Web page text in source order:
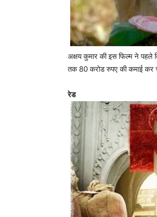
अक्षय कुमार की इस फिल्म ने पहले
तक 80 करोड रुपए की कमाई कर
रेड